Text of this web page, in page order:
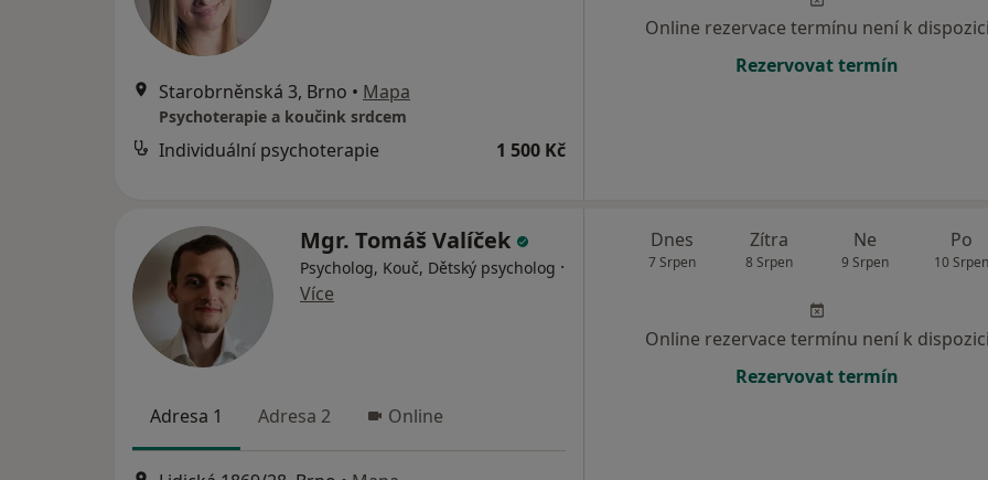
Starobrněnská 3, Brno • Mapa
Psychoterapie a koučink srdcem
Individuální psychoterapie 1 500 Kč
Online rezervace termínu není k dispozici
Rezervovat termín
Mgr. Tomáš Valíček
Psycholog, Kouč, Dětský psycholog ·
Více
Adresa 1 Adresa 2 Online
Dnes
7 Srpen
Zítra
8 Srpen
Ne
9 Srpen
Po
10 Srpen
Online rezervace termínu není k dispozici
Rezervovat termín